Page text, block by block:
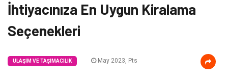
İhtiyacınıza En Uygun Kiralama
Seçenekleri
ULAŞIM VE TAŞIMACILIK May 2023, Pts